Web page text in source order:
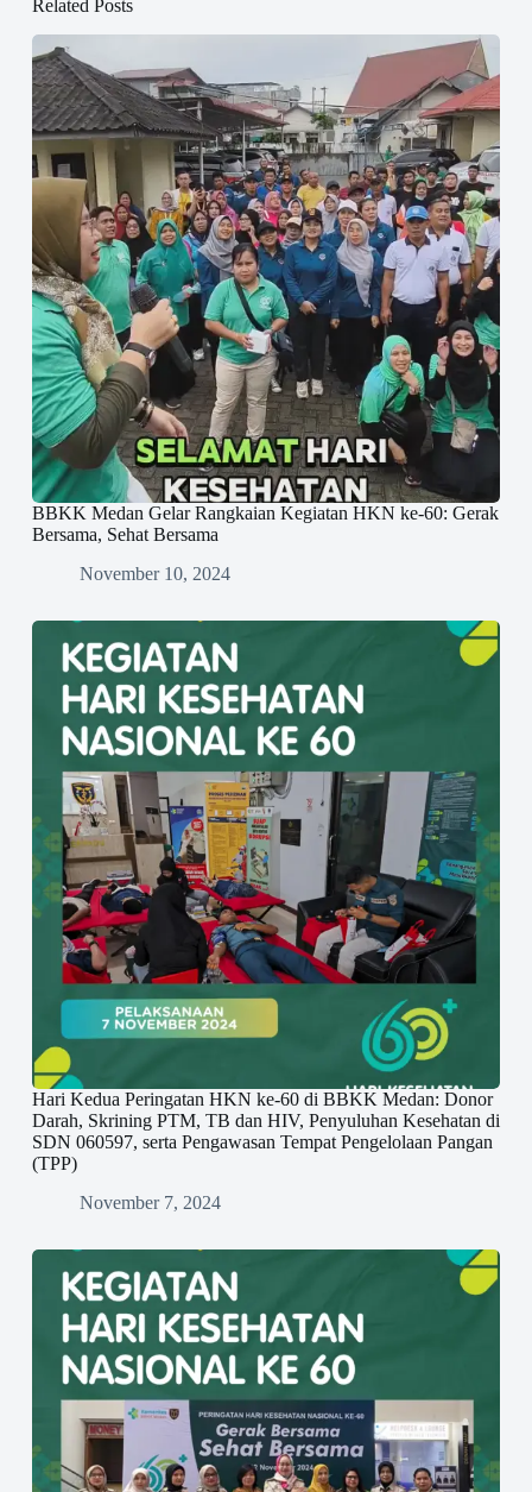
Related Posts
BBKK Medan Gelar Rangkaian Kegiatan HKN ke-60: Gerak
Bersama, Sehat Bersama
November 10, 2024
Hari Kedua Peringatan HKN ke-60 di BBKK Medan: Donor
Darah, Skrining PTM, TB dan HIV, Penyuluhan Kesehatan di
SDN 060597, serta Pengawasan Tempat Pengelolaan Pangan
(TPP)
November 7, 2024